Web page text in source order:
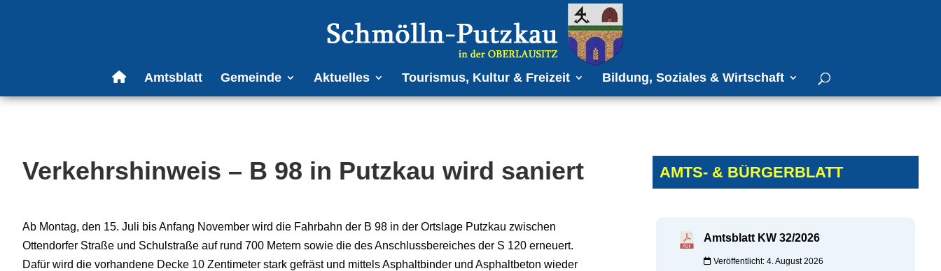
Amtsblatt Gemeinde Aktuelles Tourismus, Kultur & Freizeit Bildung, Soziales & Wirtschaft
Verkehrshinweis – B 98 in Putzkau wird saniert
Ab Montag, den 15. Juli bis Anfang November wird die Fahrbahn der B 98 in der Ortslage Putzkau zwischen
Ottendorfer Straße und Schulstraße auf rund 700 Metern sowie die des Anschlussbereiches der S 120 erneuert.
Dafür wird die vorhandene Decke 10 Zentimeter stark gefräst und mittels Asphaltbinder und Asphaltbeton wieder
AMTS- & BÜRGERBLATT
Amtsblatt KW 32/2026
Veröffentlicht: 4. August 2026